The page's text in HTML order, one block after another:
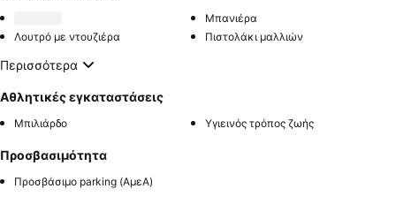
Μπανιέρα
Λουτρό με ντουζιέρα
Πιστολάκι μαλλιών
Περισσότερα
Αθλητικές εγκαταστάσεις
Μπιλιάρδο Υγιεινός τρόπος ζωής
Προσβασιμότητα
Προσβάσιμο parking (ΑμεΑ)